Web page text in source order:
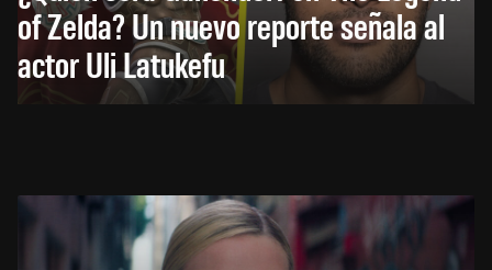
of Zelda? Un nuevo reporte señala al
actor Uli Latukefu